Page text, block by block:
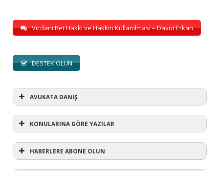
Vicdani Ret Hakkı ve Hakkın Kullanılması – Davut Erkan
DESTEK OLUN
AVUKATA DANIŞ
KONULARINA GÖRE YAZILAR
HABERLERE ABONE OLUN